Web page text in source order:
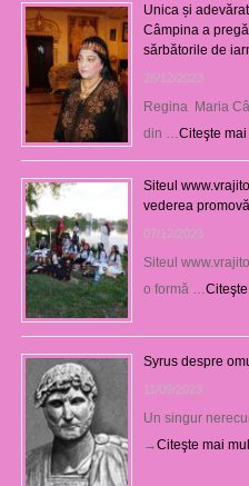
Unica și
Câmpina a
sărbătorile de
26/12/2023
Regina Maria
din … Citeşte
Siteul
vederea
07/12/2023
Siteul
o formă …
Syrus despre
11/09/2023
Un singur
→Citeşte mai